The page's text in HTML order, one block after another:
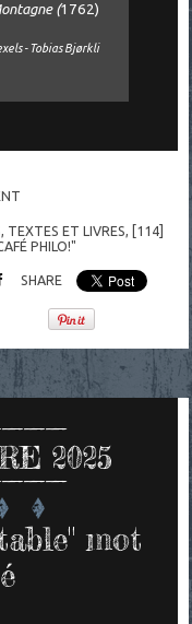
(1762)
- Tobias Bjørkli
, TEXTES ET LIVRES,
[114]
PHILO!"
SHARE
2025
mot